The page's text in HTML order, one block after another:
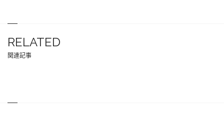
RELATED
関連記事